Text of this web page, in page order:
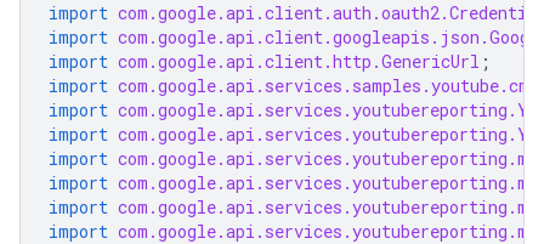
import
import
import com.google.api.client.http.GenericUrl ;
import
import
import
import
import
import
import